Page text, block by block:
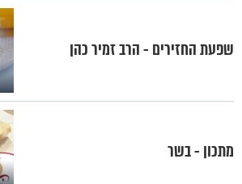
שפעת החזירים - הרב זמיר כהן
מתכון - בשר